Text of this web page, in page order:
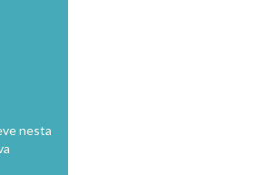
nesta